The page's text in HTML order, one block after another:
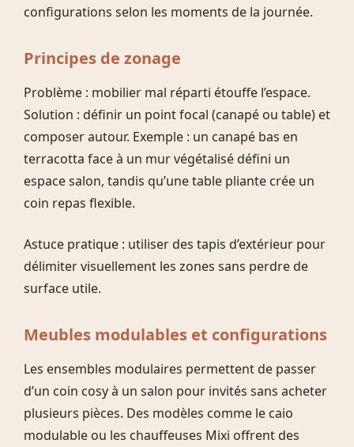
configurations selon les moments de la journée.
Principes de zonage
Problème : mobilier mal réparti étouffe l’espace.
Solution : définir un point focal (canapé ou table) et
composer autour. Exemple : un canapé bas en
terracotta face à un mur végétalisé défini un
espace salon, tandis qu’une table pliante crée un
coin repas flexible.
Astuce pratique : utiliser des tapis d’extérieur pour
délimiter visuellement les zones sans perdre de
surface utile.
Meubles modulables et configurations
Les ensembles modulaires permettent de passer
d’un coin cosy à un salon pour invités sans acheter
plusieurs pièces. Des modèles comme le caio
modulable ou les chauffeuses Mixi offrent des